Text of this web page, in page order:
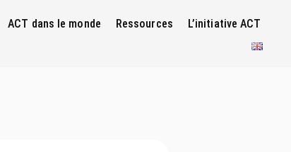
ACT dans le monde Ressources L’initiative ACT